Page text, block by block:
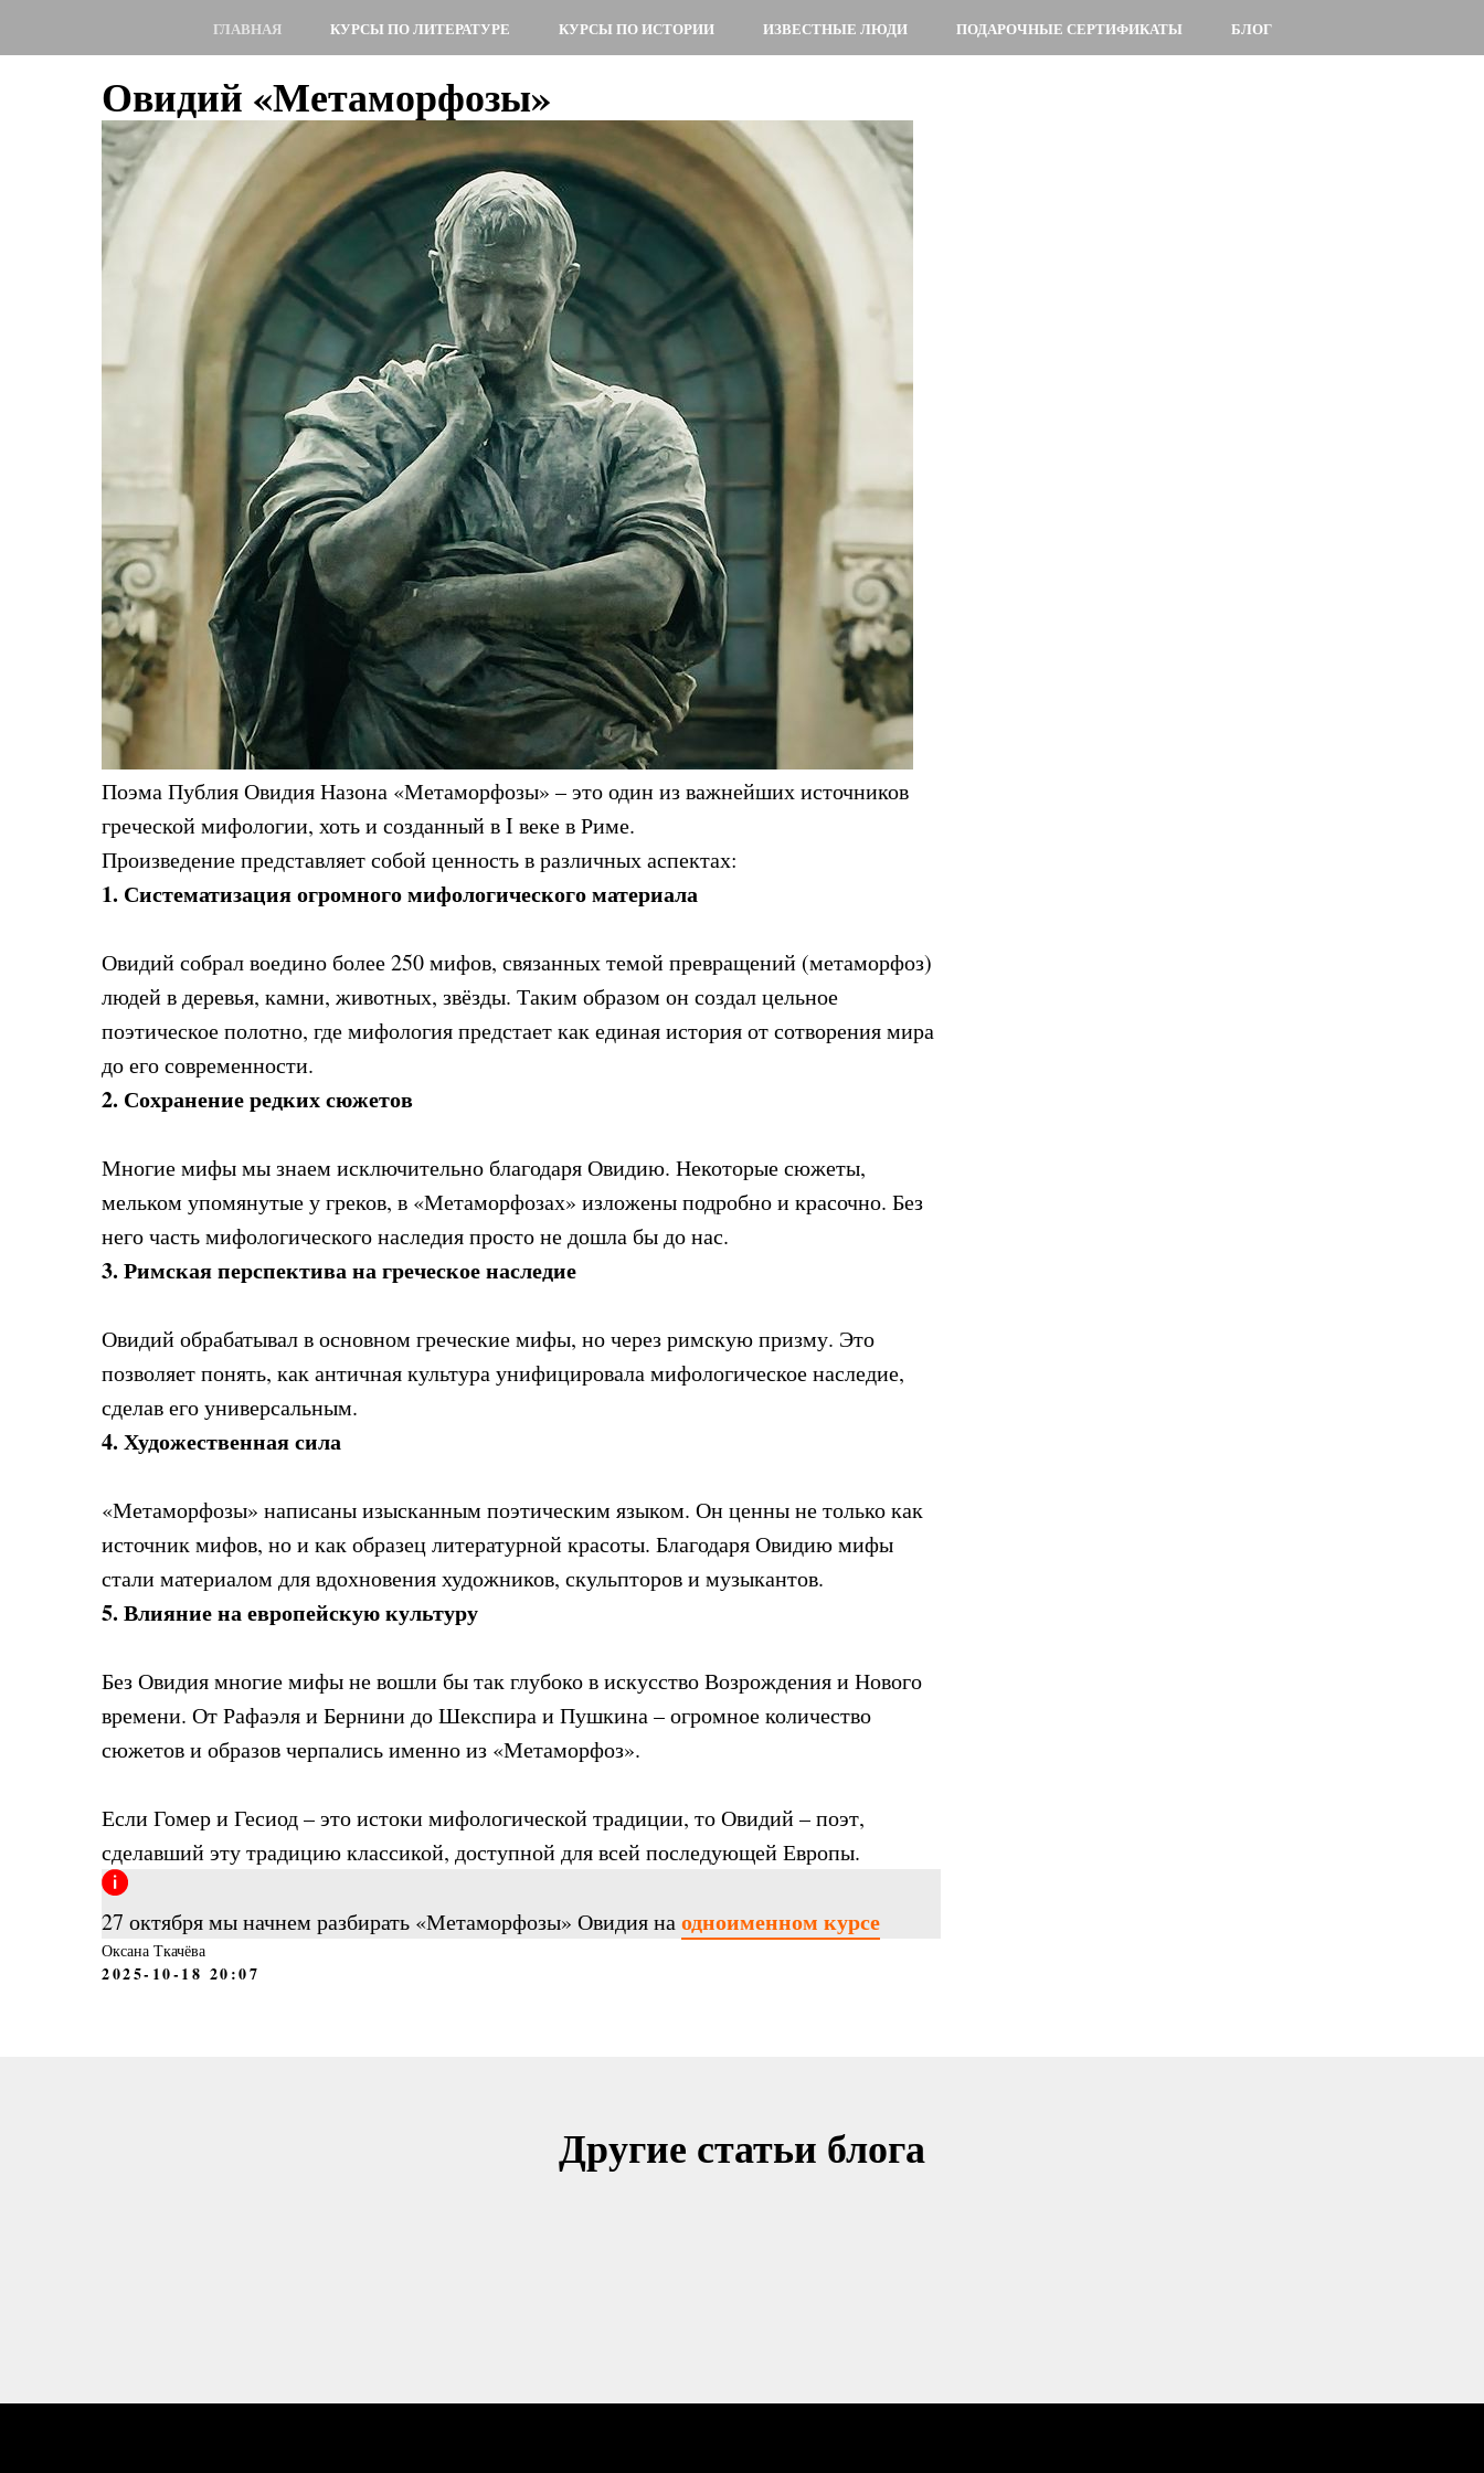
ГЛАВНАЯ КУРСЫ ПО ЛИТЕРАТУРЕ КУРСЫ ПО ИСТОРИИ ИЗВЕСТНЫЕ ЛЮДИ ПОДАРОЧНЫЕ СЕРТИФИКАТЫ БЛОГ
Овидий «Метаморфозы»
Поэма Публия Овидия Назона «Метаморфозы» – это один из важнейших источников
греческой мифологии, хоть и созданный в I веке в Риме.
Произведение представляет собой ценность в различных аспектах:
1. Систематизация огромного мифологического материала
Овидий собрал воедино более 250 мифов, связанных темой превращений (метаморфоз)
людей в деревья, камни, животных, звёзды. Таким образом он создал цельное
поэтическое полотно, где мифология предстает как единая история от сотворения мира
до его современности.
2. Сохранение редких сюжетов
Многие мифы мы знаем исключительно благодаря Овидию. Некоторые сюжеты,
мельком упомянутые у греков, в «Метаморфозах» изложены подробно и красочно. Без
него часть мифологического наследия просто не дошла бы до нас.
3. Римская перспектива на греческое наследие
Овидий обрабатывал в основном греческие мифы, но через римскую призму. Это
позволяет понять, как античная культура унифицировала мифологическое наследие,
сделав его универсальным.
4. Художественная сила
«Метаморфозы» написаны изысканным поэтическим языком. Он ценны не только как
источник мифов, но и как образец литературной красоты. Благодаря Овидию мифы
стали материалом для вдохновения художников, скульпторов и музыкантов.
5. Влияние на европейскую культуру
Без Овидия многие мифы не вошли бы так глубоко в искусство Возрождения и Нового
времени. От Рафаэля и Бернини до Шекспира и Пушкина – огромное количество
сюжетов и образов черпались именно из «Метаморфоз».
Если Гомер и Гесиод – это истоки мифологической традиции, то Овидий – поэт,
сделавший эту традицию классикой, доступной для всей последующей Европы.
27 октября мы начнем разбирать «Метаморфозы» Овидия наодноименном курсе
Оксана Ткачёва
2025-10-18 20:07
Другие статьи блога